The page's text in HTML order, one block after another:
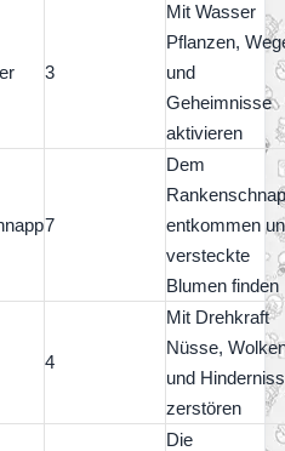
3
Mit Wasser
Pflanzen,
und
Geheimnisse
aktivieren
7
Dem
entkommen
versteckte
Blumen finden
4
Mit Drehkraft
Nüsse,
und
zerstören
Die